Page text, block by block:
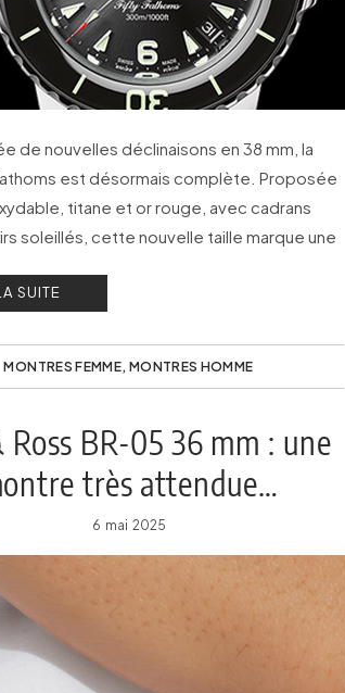
de nouvelles déclinaisons en 38 mm, la
est désormais complète. Proposée
titane et or rouge, avec cadrans
soleillés, cette nouvelle taille marque une
SUITE
MONTRES FEMME, MONTRES HOMME
Ross BR-05 36 mm : une
très attendue…
6 mai 2025